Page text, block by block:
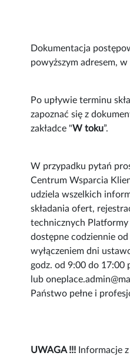
Dokumentacja
powyższym adresem, w
Po upływie terminu
zapoznać się z
zakładce "W toku”.
W przypadku pytań
Centrum Wsparcia
udziela wszelkich
składania ofert,
technicznych
dostępne codziennie
wyłączeniem dni
godz. od 9:00 do 17:00
lub
Państwo pełne i
UWAGA !!! Informacje